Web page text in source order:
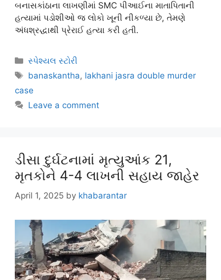
બનાસકાંઠાના લાખણીમાં SMC પીઆઈના માતાપિતાની
હત્યામાં પડોશીઓ જ લોકો ખૂની નીકળ્યા છે, તેમણે
અંધશ્રદ્ધાથી પ્રેરાઈ હત્યા કરી હતી.
સ્પેશ્યલ સ્ટોરી
banaskantha, lakhani jasra double murder
case
Leave a comment
ડીસા દુર્ઘટનામાં મૃત્યુઆંક 21,
મૃતકોને 4-4 લાખની સહાય જાહેર
April 1, 2025 by khabarantar